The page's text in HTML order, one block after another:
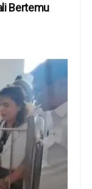
Bertemu